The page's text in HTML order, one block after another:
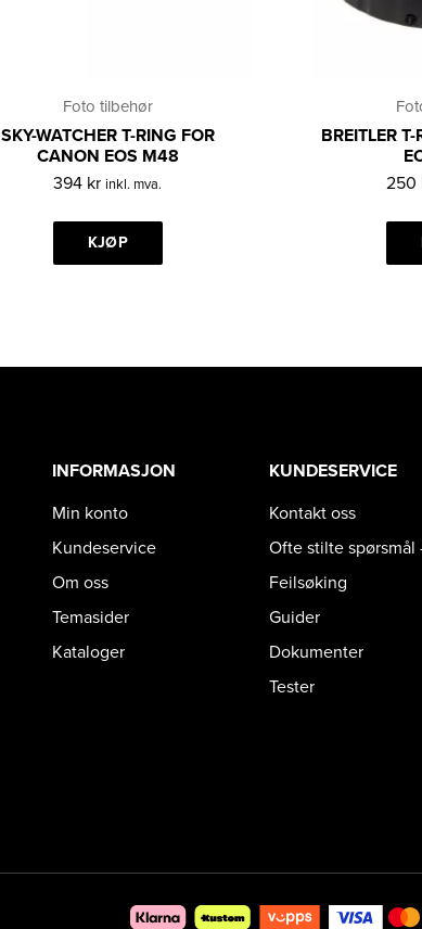
Foto tilbehør
SKY-WATCHER T-RING FOR
CANON EOS M48
394 kr inkl. mva.
KJØP
BREITLER
250
INFORMASJON
Min konto
Kundeservice
Om oss
Temasider
Kataloger
KUNDESERVICE
Kontakt oss
Ofte stilte spørsmål
Feilsøking
Guider
Dokumenter
Tester